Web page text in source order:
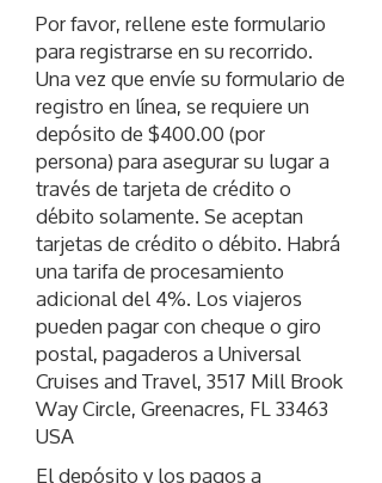
Por favor, rellene este formulario
para registrarse en su recorrido.
Una vez que envíe su formulario de
registro en línea, se requiere un
depósito de $400.00 (por
persona) para asegurar su lugar a
través de tarjeta de crédito o
débito solamente. Se aceptan
tarjetas de crédito o débito. Habrá
una tarifa de procesamiento
adicional del 4%. Los viajeros
pueden pagar con cheque o giro
postal, pagaderos a Universal
Cruises and Travel, 3517 Mill Brook
Way Circle, Greenacres, FL 33463
USA